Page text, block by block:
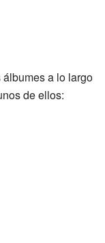
a lo largo
de ellos: